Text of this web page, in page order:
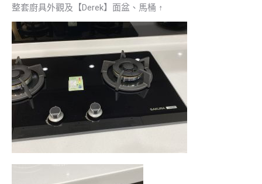
整套廚具外觀及【Derek】面盆、馬桶 ↑